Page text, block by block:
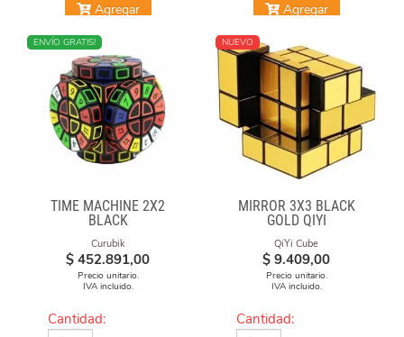
Agregar Agregar
NUEVO
ENVÍO GRATIS!
TIME MACHINE 2X2
BLACK
Curubik
$ 452.891,00
Precio unitario.
IVA incluido.
Cantidad:
NUEVO
MIRROR 3X3 BLACK
GOLD QIYI
QiYi Cube
$ 9.409,00
Precio unitario.
IVA incluido.
Cantidad: